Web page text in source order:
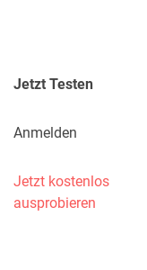
Jetzt Testen
Anmelden
Jetzt kostenlos
ausprobieren